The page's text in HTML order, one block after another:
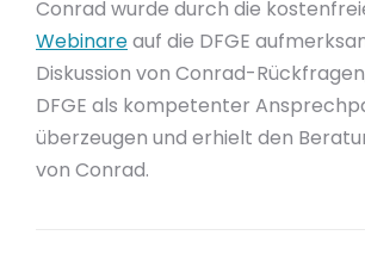
Conrad wurde durch die
Webinareauf die DFGE
Diskussion von Conrad-
DFGE als kompetenter
überzeugen und erhielt den
von Conrad.